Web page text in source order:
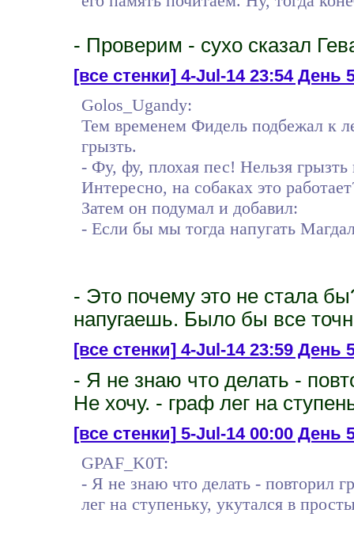
- Проверим - сухо сказал
[все стенки]4-Jul-14 23:54 День
Golos_Ugandy:
Тем временем Фидель подбежал к
грызть.
- Фу, фу, плохая пес! Нельзя
Интересно, на собаках это
Затем он подумал и добавил:
- Если бы мы тогда напугать
- Это почему это не стала
напугаешь. Было бы все
[все стенки]4-Jul-14 23:59 День
- Я не знаю что делать -
Не хочу. - граф лег на
[все стенки]5-Jul-14 00:00 День
GPAF_K0T:
- Я не знаю что делать - повторил
лег на ступеньку, укутался в